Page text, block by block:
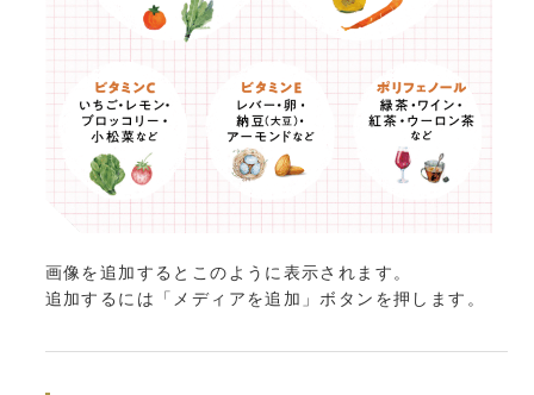
画像を追加するとこのように表示されます。
追加するには「メディアを追加」ボタンを押します。